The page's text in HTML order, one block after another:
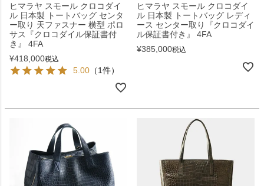
ヒマラヤ スモール クロコダイ
ル 日本製 トートバッグ センタ
ー取り 天ファスナー 横型 ポロ
サス『クロコダイル保証書付
き』 4FA
¥418,000税込
5.00 （1件）
ヒマラヤ スモール クロコダイ
ル 日本製 トートバッグ レディ
ース センター取り『クロコダイ
ル保証書付き』 4FA
¥385,000税込